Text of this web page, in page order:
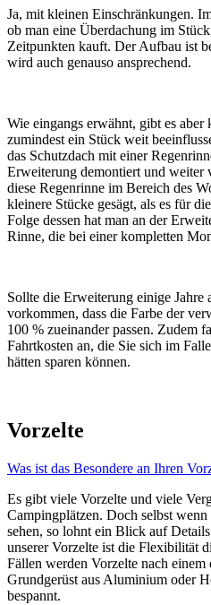
Ja, mit kleinen Einschränkungen.
ob man eine Überdachung im
Zeitpunkten kauft. Der Aufbau ist
wird auch genauso ansprechend.
Wie eingangs erwähnt, gibt es aber
zumindest ein Stück weit
das Schutzdach mit einer
Erweiterung demontiert und weiter
diese Regenrinne im Bereich des
kleinere Stücke gesägt, als es für
Folge dessen hat man an der
Rinne, die bei einer kompletten
Sollte die Erweiterung einige Jahre
vorkommen, dass die Farbe der
100 % zueinander passen. Zudem
Fahrtkosten an, die Sie sich im
hätten sparen können.
Vorzelte
Was ist das Besondere an Ihren
Es gibt viele Vorzelte und viele
Campingplätzen. Doch selbst
sehen, so lohnt ein Blick auf
unserer Vorzelte ist die Flexibilität
Fällen werden Vorzelte nach einem
Grundgerüst aus Aluminium oder
bespannt.